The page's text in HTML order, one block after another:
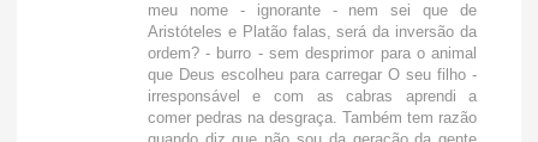
meu nome - ignorante - nem sei que de
Aristóteles e Platão falas, será da inversão da
ordem? - burro - sem desprimor para o animal
que Deus escolheu para carregar O seu filho -
irresponsável e com as cabras aprendi a
comer pedras na desgraça. Também tem razão